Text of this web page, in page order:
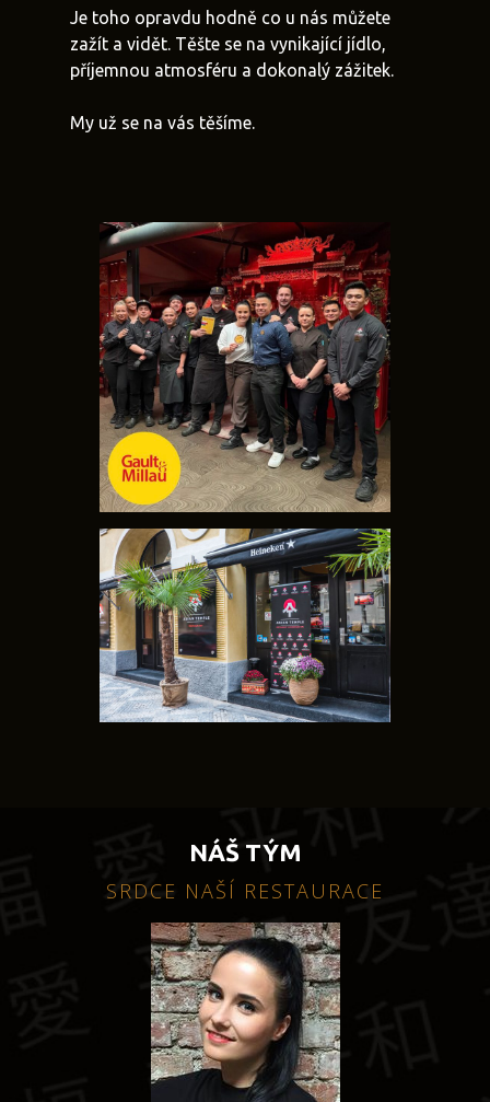
Je toho opravdu hodně co u nás můžete
zažít a vidět. Těšte se na vynikající jídlo,
příjemnou atmosféru a dokonalý zážitek.
My už se na vás těšíme.
NÁŠ TÝM
SRDCE NAŠÍ RESTAURACE